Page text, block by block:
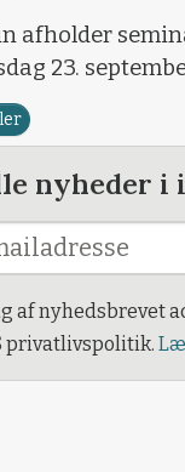
afholder
23.
nyheder i
af nyhedsbrevet
privatlivspolitik.